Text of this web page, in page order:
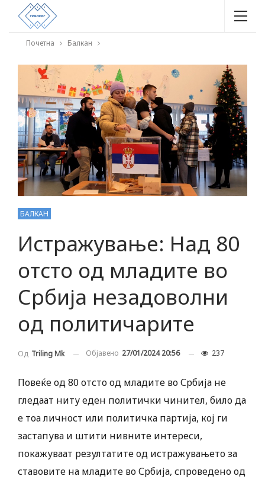
Почетна Балкан
БАЛКАН
Истражување: Над 80
отсто од младите во
Србија незадоволни
од политичарите
Од Triling Mk Објавено 27/01/2024 20:56 237
Повеќе од 80 отсто од младите во Србија не
гледаат ниту еден политички чинител, било да
е тоа личност или политичка партија, кој ги
застапува и штити нивните интереси,
покажуваат резултатите од истражувањето за
ставовите на младите во Србија, спроведено од